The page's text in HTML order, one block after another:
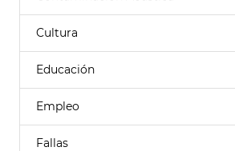
Cultura
Educación
Empleo
Fallas